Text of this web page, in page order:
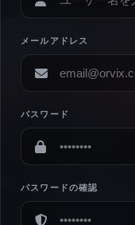
メールアドレス
パスワード
パスワードの確認